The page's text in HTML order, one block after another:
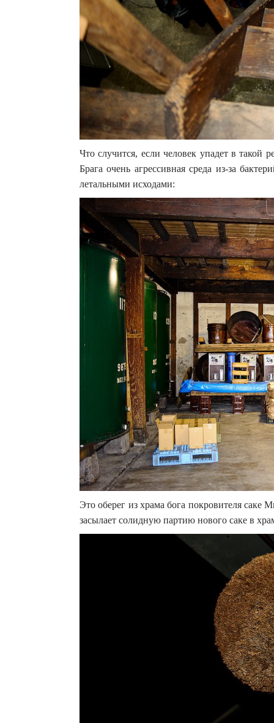
Что случится, если человек упадет в такой
Брага очень агрессивная среда из-за
летальными исходами:
Это оберег из храма бога покровителя
засылает солидную партию нового саке в